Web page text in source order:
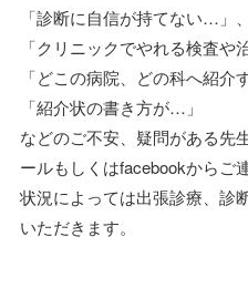
「診断に自信が持てない…」、
「クリニックでやれる検査や
「どこの病院、どの科へ紹介
「紹介状の書き方が…」
などのご不安、疑問がある先
ールもしくはfacebookからご
状況によっては出張診療、診
いただきます。